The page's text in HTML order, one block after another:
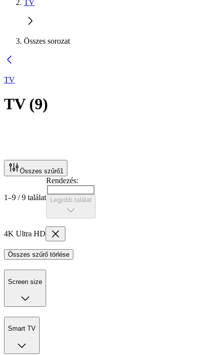
TV
Összes sorozat
TV
TV(9)
Összes szűrő1
1–9 / 9 találat
Rendezés:
Legjobb találat
4K Ultra HD
Összes szűrő törlése
Screen size
Smart TV